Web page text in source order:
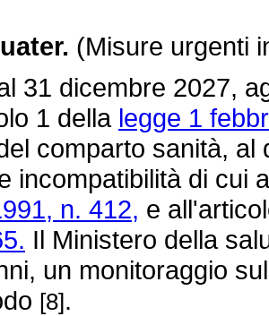
(Misure urgenti
dicembre 2027,
1 della legge 1
comparto sanità,
incompatibilità di cui
n. 412, e
Il Ministero della
un monitoraggio
[8].